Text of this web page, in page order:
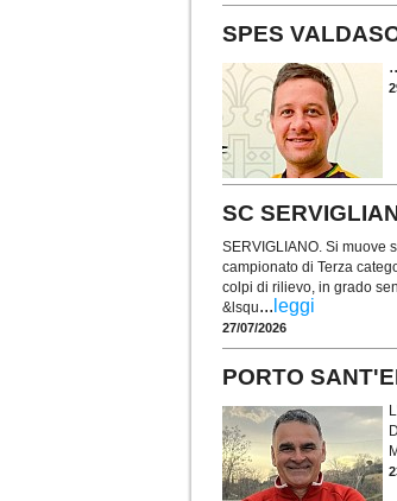
SPES
SC
SERVIGLIANO. Si muove
campionato di Terza
colpi di rilievo, in grado
&lsqu... leggi
27/07/2026
PORTO